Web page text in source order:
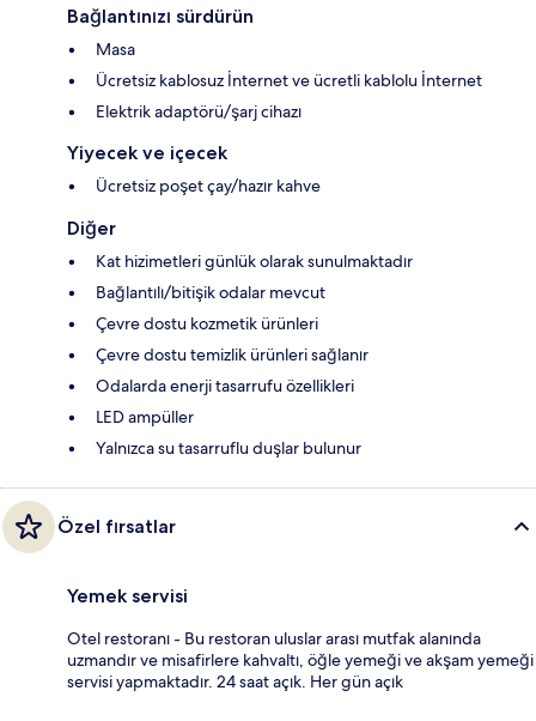
Bağlantınızı sürdürün
Masa
Ücretsiz kablosuz İnternet ve ücretli kablolu İnternet
Elektrik adaptörü/şarj cihazı
Yiyecek ve içecek
Ücretsiz poşet çay/hazır kahve
Diğer
Kat hizimetleri günlük olarak sunulmaktadır
Bağlantılı/bitişik odalar mevcut
Çevre dostu kozmetik ürünleri
Çevre dostu temizlik ürünleri sağlanır
Odalarda enerji tasarrufu özellikleri
LED ampüller
Yalnızca su tasarruflu duşlar bulunur
Özel fırsatlar
Yemek servisi
Otel restoranı - Bu restoran uluslar arası mutfak alanında
uzmandır ve misafirlere kahvaltı, öğle yemeği ve akşam yemeği
servisi yapmaktadır. 24 saat açık. Her gün açık